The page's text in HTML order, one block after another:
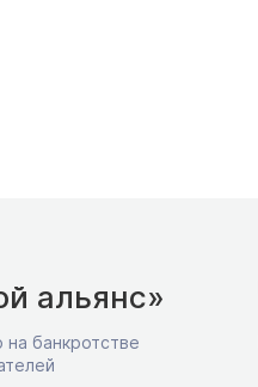
альянс»
банкротстве